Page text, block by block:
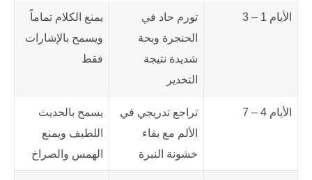
الأيام 1 – 3
تورم حاد في
الحنجرة وبحة
شديدة نتيجة
التخدير
يمنع الكلام تماماً
ويسمح بالإشارات
فقط
الأيام 4 – 7
تراجع تدريجي في
الألم مع بقاء
خشونة النبرة
يسمح بالحديث
اللطيف ويمنع
الهمس والصراخ